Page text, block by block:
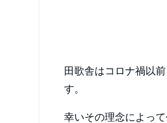
田歌舎はコロナ禍以
す。
幸いその理念によっ